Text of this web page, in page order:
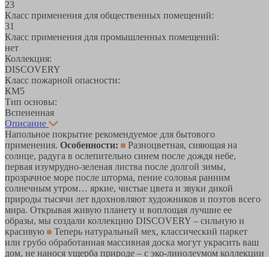
23
Класс применения для общественных помещений:
31
Класс применения для промышленных помещений:
нет
Коллекция:
DISCOVERY
Класс пожарной опасности:
КМ5
Тип основы:
Вспененная
Описание
Напольное покрытие рекомендуемое для бытового
применения. Особенности:
Разноцветная, сияющая на
солнце, радуга в ослепительно синем после дождя небе,
первая изумрудно-зеленая листва после долгой зимы,
прозрачное море после шторма, пение соловья ранним
солнечным утром… яркие, чистые цвета и звуки дикой
природы тысячи лет вдохновляют художников и поэтов всего
мира. Открывая живую планету и воплощая лучшие ее
образы, мы создали коллекцию DISCOVERY – сильную и
красивую
Теперь натуральный мех, классический паркет
или грубо обработанная массивная доска могут украсить ваш
дом, не нанося ущерба природе – с эко-линолеумом коллекции